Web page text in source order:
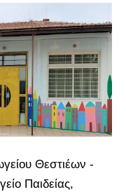
Θεστιέων -
Παιδείας,